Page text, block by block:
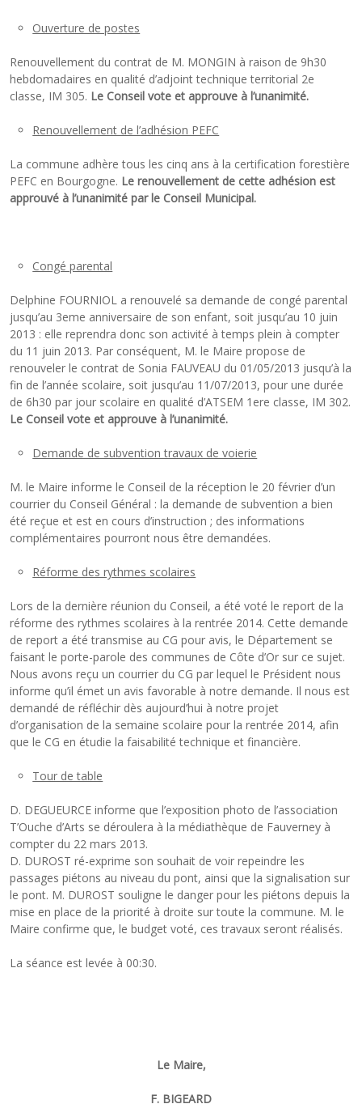
Ouverture de postes
Renouvellement du contrat de M. MONGIN à raison de 9h30
hebdomadaires en qualité d’adjoint technique territorial 2e
classe, IM 305. Le Conseil vote et approuve à l’unanimité.
Renouvellement de l’adhésion PEFC
La commune adhère tous les cinq ans à la certification forestière
PEFC en Bourgogne. Le renouvellement de cette adhésion est
approuvé à l’unanimité par le Conseil Municipal.
Congé parental
Delphine FOURNIOL a renouvelé sa demande de congé parental
jusqu’au 3eme anniversaire de son enfant, soit jusqu’au 10 juin
2013 : elle reprendra donc son activité à temps plein à compter
du 11 juin 2013. Par conséquent, M. le Maire propose de
renouveler le contrat de Sonia FAUVEAU du 01/05/2013 jusqu’à la
fin de l’année scolaire, soit jusqu’au 11/07/2013, pour une durée
de 6h30 par jour scolaire en qualité d’ATSEM 1ere classe, IM 302.
Le Conseil vote et approuve à l’unanimité.
Demande de subvention travaux de voierie
M. le Maire informe le Conseil de la réception le 20 février d’un
courrier du Conseil Général : la demande de subvention a bien
été reçue et est en cours d’instruction ; des informations
complémentaires pourront nous être demandées.
Réforme des rythmes scolaires
Lors de la dernière réunion du Conseil, a été voté le report de la
réforme des rythmes scolaires à la rentrée 2014. Cette demande
de report a été transmise au CG pour avis, le Département se
faisant le porte-parole des communes de Côte d’Or sur ce sujet.
Nous avons reçu un courrier du CG par lequel le Président nous
informe qu’il émet un avis favorable à notre demande. Il nous est
demandé de réfléchir dès aujourd’hui à notre projet
d’organisation de la semaine scolaire pour la rentrée 2014, afin
que le CG en étudie la faisabilité technique et financière.
Tour de table
D. DEGUEURCE informe que l’exposition photo de l’association
T’Ouche d’Arts se déroulera à la médiathèque de Fauverney à
compter du 22 mars 2013.
D. DUROST ré-exprime son souhait de voir repeindre les
passages piétons au niveau du pont, ainsi que la signalisation sur
le pont. M. DUROST souligne le danger pour les piétons depuis la
mise en place de la priorité à droite sur toute la commune. M. le
Maire confirme que, le budget voté, ces travaux seront réalisés.
La séance est levée à 00:30.
Le Maire,
F. BIGEARD